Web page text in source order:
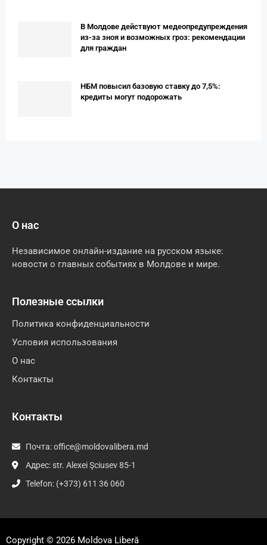
В Молдове действуют медеопредупреждения
из-за зноя и возможных гроз: рекомендации
для граждан
НБМ повысил базовую ставку до 7,5%:
кредиты могут подорожать
О нас
Независимое онлайн-издание на русском языке:
новости о главных событиях в Молдове и мире.
Полезные ссылки
Политика конфиденциальности
Условия использования
О нас
Контакты
Контакты
Почта:office@moldovalibera.md
Адрес: str. Alexei Şciusev 85-1
Telefon: (+373) 611 36 060
Copyright © 2026 Moldova Liberă